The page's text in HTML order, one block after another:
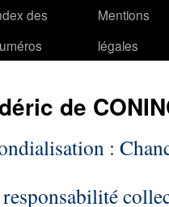
des
Mentions
légales
de
: